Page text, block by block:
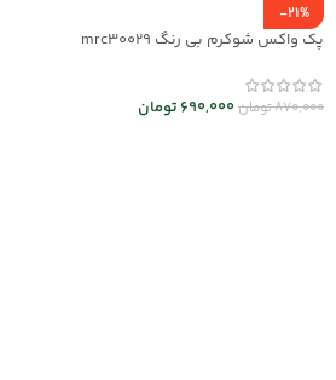
-21%
پک واکس شوکرم بی رنگ mrc30029
870,000تومان690,000 تومان